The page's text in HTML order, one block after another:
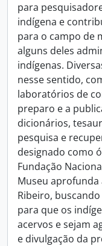
para
indígena e
para o campo de
alguns deles
indígenas.
nesse sentido,
laboratórios de
preparo e a
dicionários,
pesquisa e
designado como
Fundação
Museu aprofunda
Ribeiro,
para que os
acervos e sejam
e divulgação da